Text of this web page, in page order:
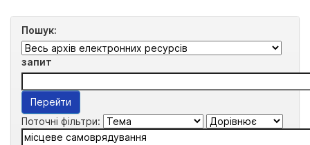
Пошук:
запит
Поточні фільтри: